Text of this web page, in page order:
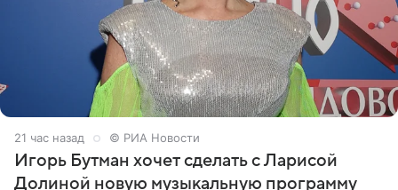
21 час назад © РИА Новости
Игорь Бутман хочет сделать с Ларисой
Долиной новую музыкальную программу